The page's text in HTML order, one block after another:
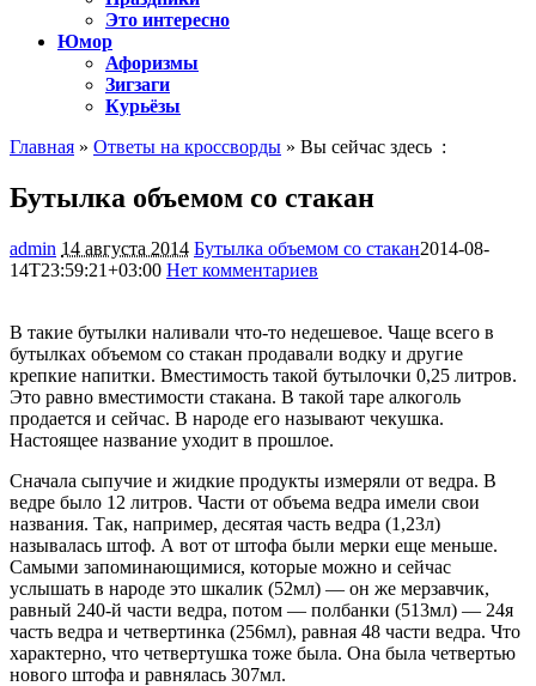
Это интересно
Юмор
Афоризмы
Зигзаги
Курьёзы
Главная » Ответы на кроссворды » Вы сейчас здесь :
Бутылка объемом со стакан
admin 14 августа 2014 Бутылка объемом со стакан2014-08-
14T23:59:21+03:00 Нет комментариев
В такие бутылки наливали что-то недешевое. Чаще всего в
бутылках объемом со стакан продавали водку и другие
крепкие напитки. Вместимость такой бутылочки 0,25 литров.
Это равно вместимости стакана. В такой таре алкоголь
продается и сейчас. В народе его называют чекушка.
Настоящее название уходит в прошлое.
Сначала сыпучие и жидкие продукты измеряли от ведра. В
ведре было 12 литров. Части от объема ведра имели свои
названия. Так, например, десятая часть ведра (1,23л)
называлась штоф. А вот от штофа были мерки еще меньше.
Самыми запоминающимися, которые можно и сейчас
услышать в народе это шкалик (52мл) — он же мерзавчик,
равный 240-й части ведра, потом — полбанки (513мл) — 24я
часть ведра и четвертинка (256мл), равная 48 части ведра. Что
характерно, что четвертушка тоже была. Она была четвертью
нового штофа и равнялась 307мл.